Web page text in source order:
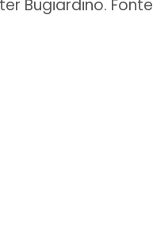
Bugiardino. Fonte